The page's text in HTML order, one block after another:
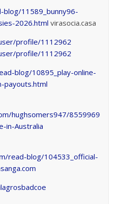
blog/11589_bunny96-
2026.html virasocia.casa
profile/1112962
profile/1112962
blog/10895_play-online-
payouts.html
hughsomers947/8559969
in-Australia
read-blog/104533_official-